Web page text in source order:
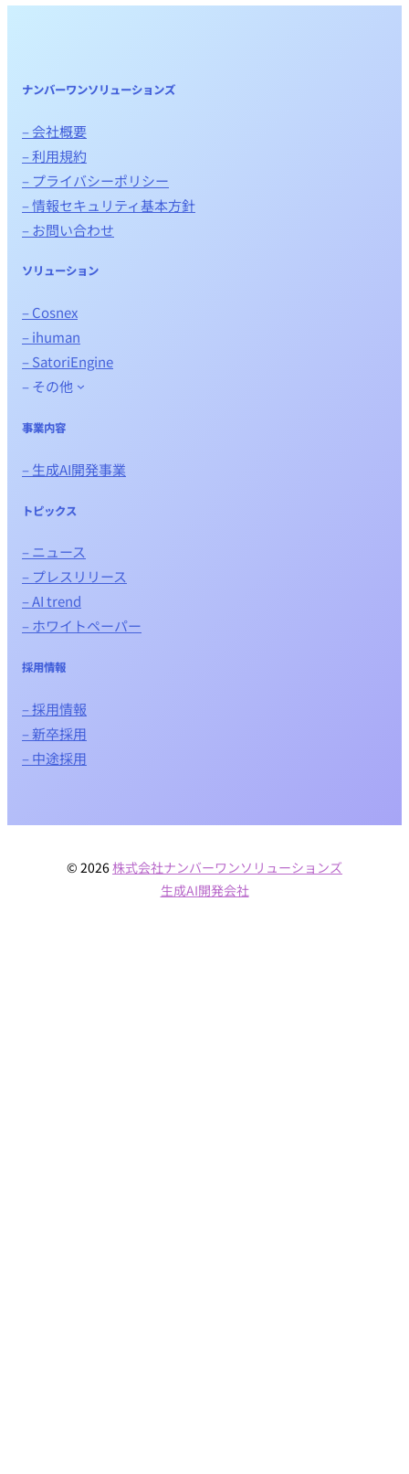
ナンバーワンソリューションズ
– 会社概要
– 利用規約
– プライバシーポリシー
– 情報セキュリティ基本方針
– お問い合わせ
ソリューション
– Cosnex
– ihuman
– SatoriEngine
– その他
事業内容
– 生成AI開発事業
トピックス
– ニュース
– プレスリリース
– AI trend
– ホワイトペーパー
採用情報
– 採用情報
– 新卒採用
– 中途採用
© 2026株式会社ナンバーワンソリューションズ
生成AI開発会社